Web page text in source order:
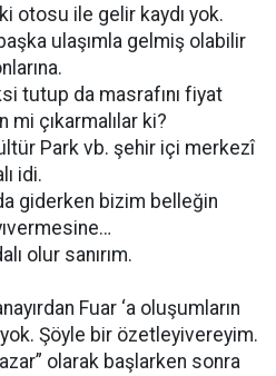
otosu ile gelir kaydı yok.
ulaşımla gelmiş olabilir
tutup da masrafını fiyat
mi çıkarmalılar ki?
Park vb. şehir içi merkezî
idi.
giderken bizim belleğin
olur sanırım.
Fuar ‘a oluşumların
Şöyle bir özetleyivereyim.
olarak başlarken sonra